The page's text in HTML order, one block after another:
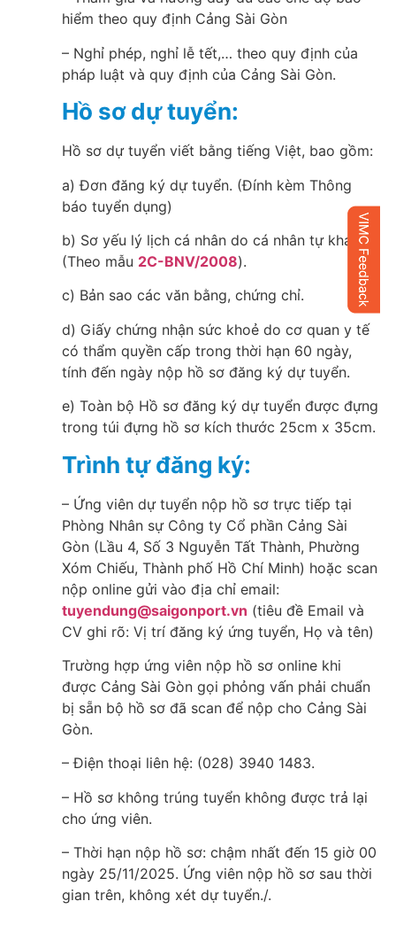
hiểm theo quy định Cảng Sài Gòn
– Nghỉ phép, nghỉ lễ tết,… theo quy định của
pháp luật và quy định của Cảng Sài Gòn.
Hồ sơ dự tuyển:
Hồ sơ dự tuyển viết bằng tiếng Việt, bao gồm:
a) Đơn đăng ký dự tuyển. (Đính kèm Thông
báo tuyển dụng)
b) Sơ yếu lý lịch cá nhân do cá nhân tự khai
(Theo mẫu 2C-BNV/2008).
c) Bản sao các văn bằng, chứng chỉ.
d) Giấy chứng nhận sức khoẻ do cơ quan y tế
có thẩm quyền cấp trong thời hạn 60 ngày,
tính đến ngày nộp hồ sơ đăng ký dự tuyển.
e) Toàn bộ Hồ sơ đăng ký dự tuyển được đựng
trong túi đựng hồ sơ kích thước 25cm x 35cm.
Trình tự đăng ký:
– Ứng viên dự tuyển nộp hồ sơ trực tiếp tại
Phòng Nhân sự Công ty Cổ phần Cảng Sài
Gòn (Lầu 4, Số 3 Nguyễn Tất Thành, Phường
Xóm Chiếu, Thành phố Hồ Chí Minh) hoặc scan
nộp online gửi vào địa chỉ email:
tuyendung@saigonport.vn (tiêu đề Email và
CV ghi rõ: Vị trí đăng ký ứng tuyển, Họ và tên)
Trường hợp ứng viên nộp hồ sơ online khi
được Cảng Sài Gòn gọi phỏng vấn phải chuẩn
bị sẵn bộ hồ sơ đã scan để nộp cho Cảng Sài
Gòn.
– Điện thoại liên hệ: (028) 3940 1483.
– Hồ sơ không trúng tuyển không được trả lại
cho ứng viên.
– Thời hạn nộp hồ sơ: chậm nhất đến 15 giờ 00
ngày 25/11/2025. Ứng viên nộp hồ sơ sau thời
gian trên, không xét dự tuyển./.